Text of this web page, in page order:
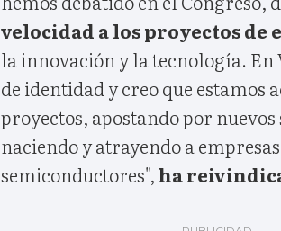
velocidad a los proyectos
la innovación y la tecnología. En
de identidad y creo que estamos
proyectos, apostando por
naciendo y atrayendo a
semiconductores", ha